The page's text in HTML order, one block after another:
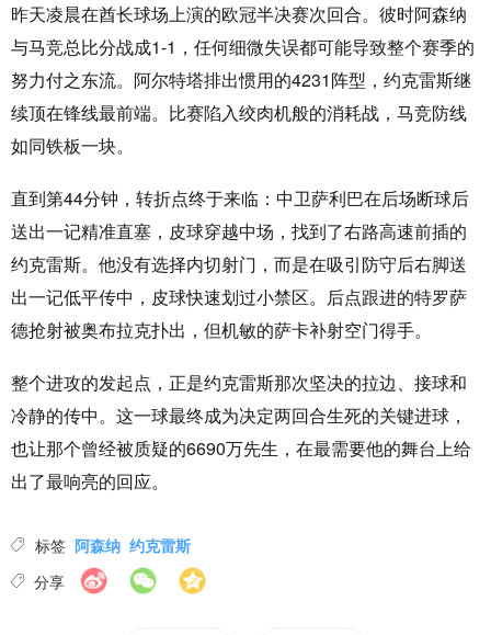
昨天凌晨在酋长球场上演的欧冠半决赛次回合。彼时阿森纳
与马竞总比分战成1-1，任何细微失误都可能导致整个赛季的
努力付之东流。阿尔特塔排出惯用的4231阵型，约克雷斯继
续顶在锋线最前端。比赛陷入绞肉机般的消耗战，马竞防线
如同铁板一块。
直到第44分钟，转折点终于来临：中卫萨利巴在后场断球后
送出一记精准直塞，皮球穿越中场，找到了右路高速前插的
约克雷斯。他没有选择内切射门，而是在吸引防守后右脚送
出一记低平传中，皮球快速划过小禁区。后点跟进的特罗萨
德抢射被奥布拉克扑出，但机敏的萨卡补射空门得手。
整个进攻的发起点，正是约克雷斯那次坚决的拉边、接球和
冷静的传中。这一球最终成为决定两回合生死的关键进球，
也让那个曾经被质疑的6690万先生，在最需要他的舞台上给
出了最响亮的回应。
标签 阿森纳 约克雷斯
分享